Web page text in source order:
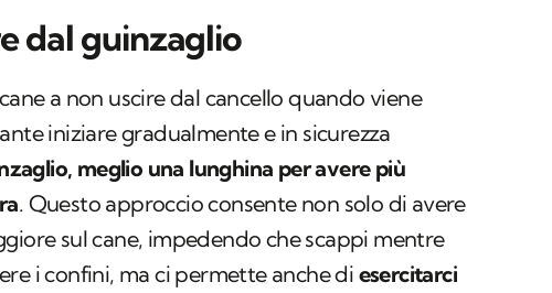
dal guinzaglio
a non uscire dal cancello quando viene
iniziare gradualmente e in sicurezza
meglio una lunghina per avere più
. Questo approccio consente non solo di avere
sul cane, impedendo che scappi mentre
i confini, ma ci permette anche di esercitarci